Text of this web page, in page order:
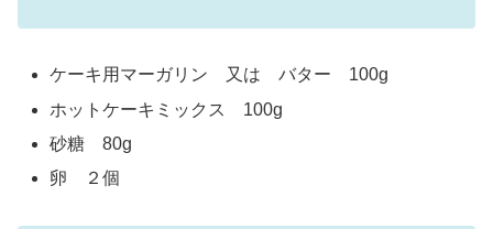
ケーキ用マーガリン 又は バター 100g
ホットケーキミックス 100g
砂糖 80g
卵 ２個